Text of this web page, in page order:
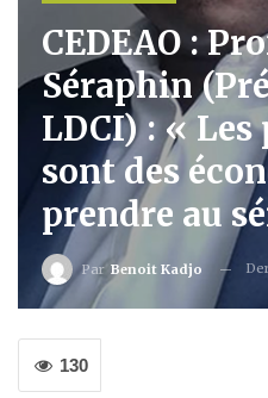
CEDEAO :
Séraphin
LDCI) : « Les
sont des
prendre au
Par Benoit Kadjo
130